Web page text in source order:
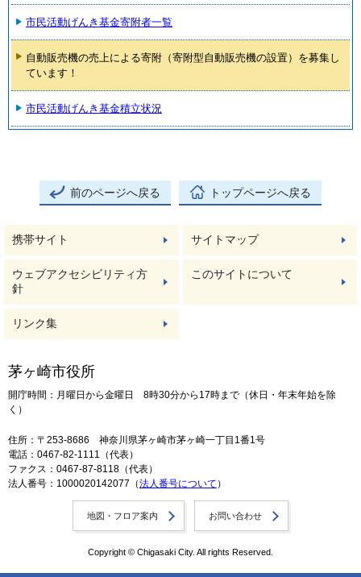
市民活動げんき基金寄附者一覧
自動販売機の売上による寄附（寄附型自動販売機の設置）を募集し
ています！
市民活動げんき基金積立状況
前のページへ戻る トップページへ戻る
携帯サイト サイトマップ
ウェブアクセシビリティ方
針
このサイトについて
リンク集
茅ヶ崎市役所
開庁時間：月曜日から金曜日 8時30分から17時まで（休日・年末年始を除
く）
住所：〒253-8686 神奈川県茅ヶ崎市茅ヶ崎一丁目1番1号
電話：0467-82-1111（代表）
ファクス：0467-87-8118（代表）
法人番号：1000020142077（法人番号について ）
地図・フロア案内 お問い合わせ
Copyright © Chigasaki City. All rights Reserved.